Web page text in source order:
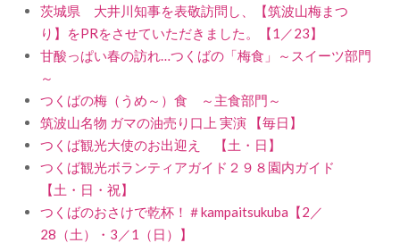
茨城県 大井川知事を表敬訪問し、【筑波山梅まつ
り】をPRをさせていただきました。【1／23】
甘酸っぱい春の訪れ…つくばの「梅食」～スイーツ部門
～
つくばの梅（うめ～）食 ～主食部門～
筑波山名物 ガマの油売り口上 実演 【毎日】
つくば観光大使のお出迎え 【土・日】
つくば観光ボランティアガイド２９８園内ガイド
【土・日・祝】
つくばのおさけで乾杯！＃kampaitsukuba【2／
28（土）・3／1（日）】